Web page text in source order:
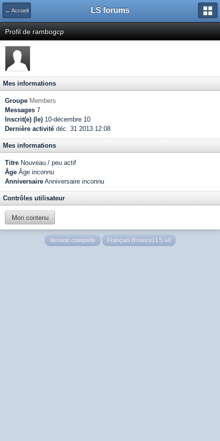
← Accueil LS forums
Profil de rambogcp
Mes informations
Groupe Members
Messages 7
Inscrit(e) (le) 10-décembre 10
Dernière activité déc. 31 2013 12:08
Mes informations
Titre Nouveau / peu actif
Âge Âge inconnu
Anniversaire Anniversaire inconnu
Contrôles utilisateur
Mon contenu
Version complète Français (France) LS v4